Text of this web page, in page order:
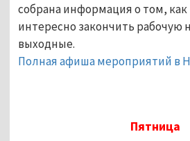
собрана информация о том, как
интересно закончить рабочую
выходные.
Полная афиша мероприятий в
Пятница